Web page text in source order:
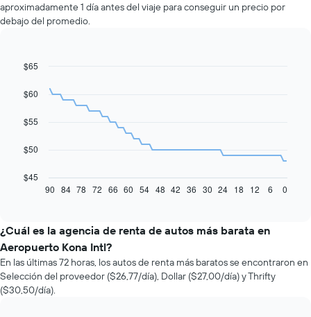
aproximadamente 1 día antes del viaje para conseguir un precio por
debajo del promedio.
Line
91
points.
El
gráfico
muestra
el
de
un
auto
de
Chart
$45
$50
$55
$60
$65
90 84 78 72 66 60 54 48 42 36 30 24 18 12 6 0
¿Cuál es la agencia de renta de autos más barata en
Aeropuerto Kona Intl?
En las últimas 72 horas, los autos de renta más baratos se encontraron en
Selección del proveedor ($26,77/día), Dollar ($27,00/día) y Thrifty
($30,50/día).